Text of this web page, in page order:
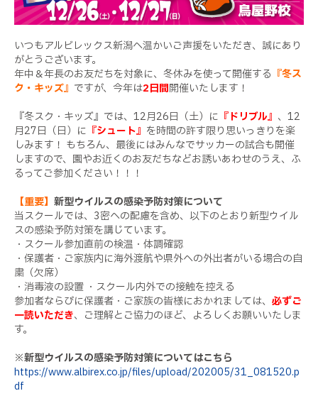
いつもアルビレックス新潟へ温かいご声援をいただき、誠にあり
がとうございます。
年中＆年長のお友だちを対象に、冬休みを使って開催する 『冬ス
ク・キッズ』 ですが、今年は2日間開催いたします！
『冬スク・キッズ』では、12月26日（土）に 『ドリブル』 、12
月27日（日）に 『シュート』 を時間の許す限り思いっきりを楽
しみます！ もちろん、最後にはみんなでサッカーの試合も開催
しますので、園やお近くのお友だちなどお誘いあわせのうえ、ふ
るってご参加ください！！！
【重要】 新型ウイルスの感染予防対策について
当スクールでは、3密への配慮を含め、以下のとおり新型ウイル
スの感染予防対策を講じています。
・スクール参加直前の検温・体調確認
・保護者・ご家族内に海外渡航や県外への外出者がいる場合の自
粛（欠席）
・消毒液の設置 ・スクール内外での接触を控える
参加者ならびに保護者・ご家族の皆様におかれましては、 必ずご
一読いただき、ご理解とご協力のほど、よろしくお願いいたしま
す。
※新型ウイルスの感染予防対策についてはこちら
https://www.albirex.co.jp/files/upload/202005/31_081520.p
df